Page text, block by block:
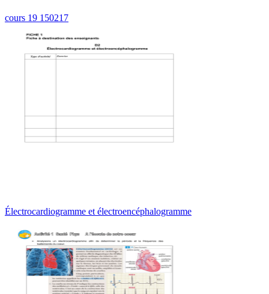
cours 19 150217
Électrocardiogramme et électroencéphalogramme